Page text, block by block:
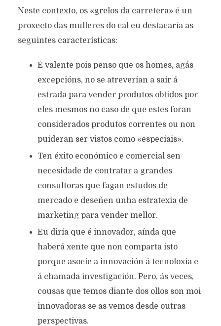
Neste contexto, os «grelos da carretera» é un
proxecto das mulleres do cal eu destacaría as
seguintes características:
É valente pois penso que os homes, agás
excepcións, no se atreverían a saír á
estrada para vender produtos obtidos por
eles mesmos no caso de que estes foran
considerados produtos correntes ou non
puideran ser vistos como «especiais».
Ten éxito económico e comercial sen
necesidade de contratar a grandes
consultoras que fagan estudos de
mercado e deseñen unha estratexia de
marketing para vender mellor.
Eu diría que é innovador, aínda que
haberá xente que non comparta isto
porque asocie a innovación á tecnoloxía e
á chamada investigación. Pero, ás veces,
cousas que temos diante dos ollos son moi
innovadoras se as vemos desde outras
perspectivas.